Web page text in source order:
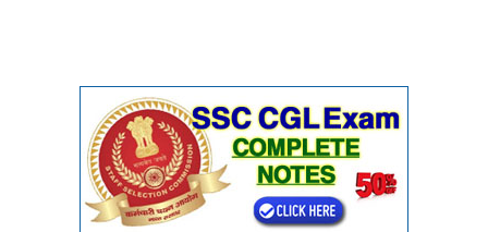
Delhi Police Constables
FCI Exam
CAPF / Delhi Police - SI (CPO)